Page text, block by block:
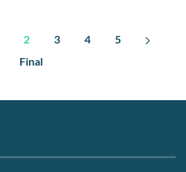
2 3 4
5
Final